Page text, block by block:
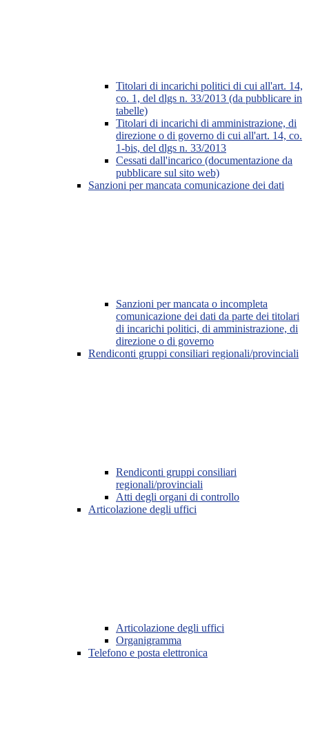
Titolari di incarichi politici di cui all'art. 14,
co. 1, del dlgs n. 33/2013 (da pubblicare in
tabelle)
Titolari di incarichi di amministrazione, di
direzione o di governo di cui all'art. 14, co.
1-bis, del dlgs n. 33/2013
Cessati dall'incarico (documentazione da
pubblicare sul sito web)
Sanzioni per mancata comunicazione dei dati
Sanzioni per mancata o incompleta
comunicazione dei dati da parte dei titolari
di incarichi politici, di amministrazione, di
direzione o di governo
Rendiconti gruppi consiliari regionali/provinciali
Rendiconti gruppi consiliari
regionali/provinciali
Atti degli organi di controllo
Articolazione degli uffici
Articolazione degli uffici
Organigramma
Telefono e posta elettronica